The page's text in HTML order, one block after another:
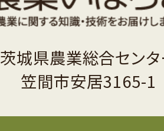
茨城県農業総合セン
笠間市安居3165-1